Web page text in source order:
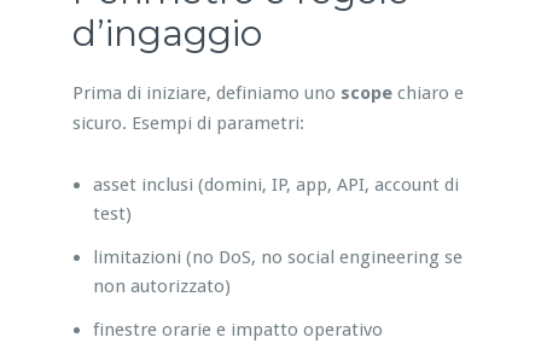
d’ingaggio
Prima di iniziare, definiamo uno scopechiaro e
sicuro. Esempi di parametri:
asset inclusi (domini, IP, app, API, account di
test)
limitazioni (no DoS, no social engineering se
non autorizzato)
finestre orarie e impatto operativo